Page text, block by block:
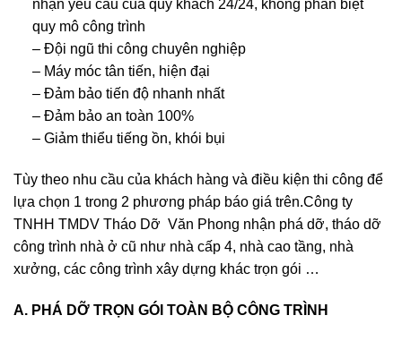
nhận yêu cầu của quý khách 24/24, không phân biệt
quy mô công trình
– Đội ngũ thi công chuyên nghiệp
– Máy móc tân tiến, hiện đại
– Đảm bảo tiến độ nhanh nhất
– Đảm bảo an toàn 100%
– Giảm thiểu tiếng ồn, khói bụi
Tùy theo nhu cầu của khách hàng và điều kiện thi công để
lựa chọn 1 trong 2 phương pháp báo giá trên.Công ty
TNHH TMDV Tháo Dỡ Văn Phong nhận phá dỡ, tháo dỡ
công trình nhà ở cũ như nhà cấp 4, nhà cao tầng, nhà
xưởng, các công trình xây dựng khác trọn gói …
A. PHÁ DỠ TRỌN GÓI TOÀN BỘ CÔNG TRÌNH